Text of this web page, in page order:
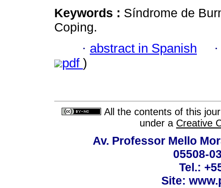
Keywords : Síndrome de
Coping.
· abstract in Spanish
pdf )
All the contents of this
under a Creative
Av. Professor Mello
05508-
Tel.:
Site: